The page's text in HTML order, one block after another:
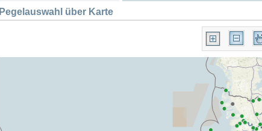
Pegelauswahl über Karte